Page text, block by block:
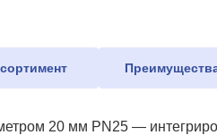
20 мм PN25 —